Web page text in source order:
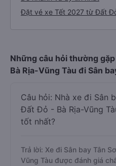
Đặt vé xe Tết 2027 từ Đất
Những câu hỏi thường
Bà Rịa-Vũng Tàu đi Sân
Câu hỏi: Nhà xe đi Sân
Đất Đỏ - Bà Rịa-Vũng
tốt nhất?
Trả lời: Xe đi Sân bay Tân
Vũng Tàu được đánh giá